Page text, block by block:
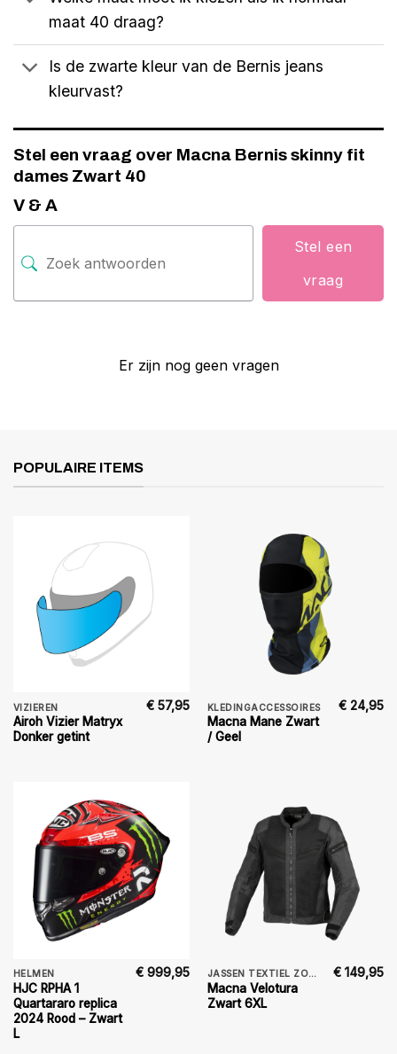
maat 40 draag?
Is de zwarte kleur van de Bernis jeans
kleurvast?
Stel een vraag over Macna Bernis skinny fit
dames Zwart 40
V & A
Stel een
vraag
Er zijn nog geen vragen
POPULAIRE ITEMS
VIZIEREN
Airoh Vizier Matryx
Donker getint
€ 57,95 KLEDINGACCESSOIRES
Macna Mane Zwart
/ Geel
€ 24,95
HELMEN
HJC RPHA 1
Quartararo replica
2024 Rood – Zwart
L
€ 999,95 JASSEN TEXTIEL ZOMER
Macna Velotura
Zwart 6XL
€ 149,95